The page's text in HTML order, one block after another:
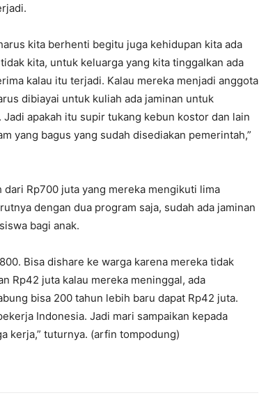
kita berhenti begitu juga kehidupan kita ada
kita, untuk keluarga yang kita tinggalkan ada
kalau itu terjadi. Kalau mereka menjadi anggota
dibiayai untuk kuliah ada jaminan untuk
apakah itu supir tukang kebun kostor dan lain
yang bagus yang sudah disediakan pemerintah,”
Rp700 juta yang mereka mengikuti lima
dengan dua program saja, sudah ada jaminan
bagi anak.
. Bisa dishare ke warga karena mereka tidak
Rp42 juta kalau mereka meninggal, ada
bisa 200 tahun lebih baru dapat Rp42 juta.
Indonesia. Jadi mari sampaikan kepada
kerja,” tuturnya. (arfin tompodung)